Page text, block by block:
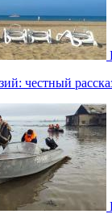
честный